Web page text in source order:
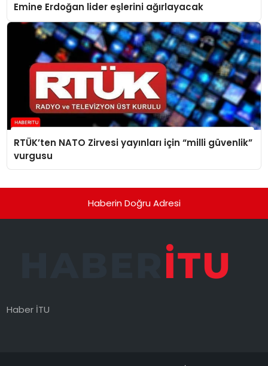
Emine Erdoğan lider eşlerini ağırlayacak
RTÜK’ten NATO Zirvesi yayınları için “milli güvenlik”
vurgusu
Haberin Doğru Adresi
Haber İTU